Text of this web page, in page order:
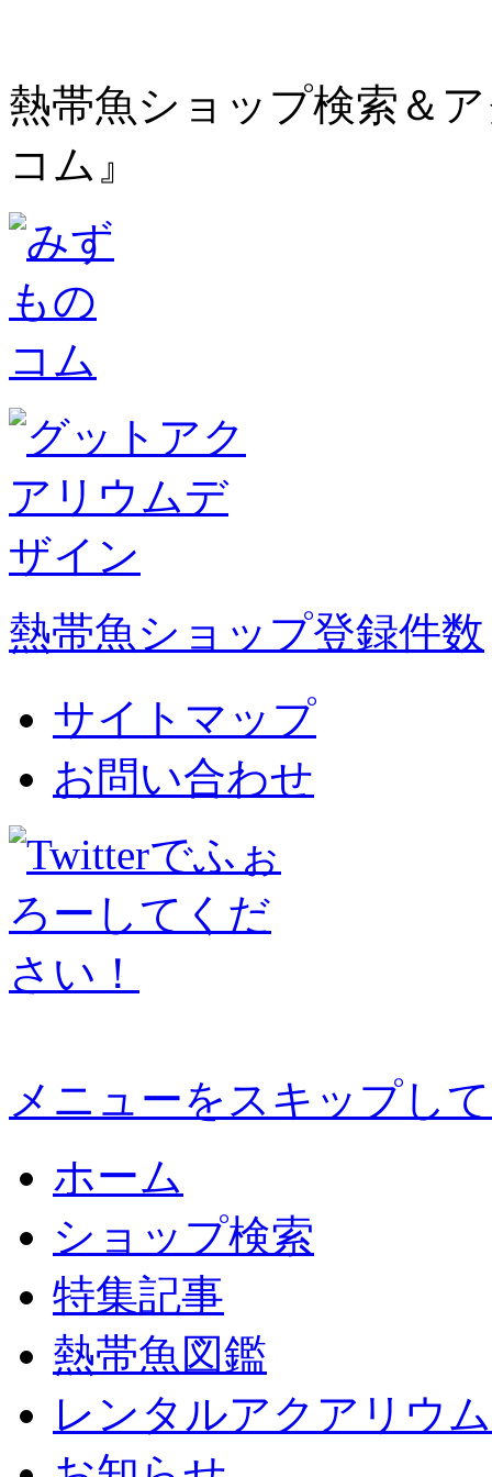
熱帯魚ショップ検索＆
コム』
熱帯魚ショップ登録件数
サイトマップ
お問い合わせ
メニューをスキップし
ホーム
ショップ検索
特集記事
熱帯魚図鑑
レンタルアクアリウム